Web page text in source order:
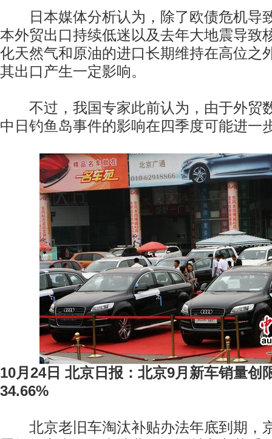
日本媒体分析认为，除了欧债危机导
本外贸出口持续低迷以及去年大地震导致
化天然气和原油的进口长期维持在高位之
其出口产生一定影响。
不过，我国专家此前认为，由于外贸
中日钓鱼岛事件的影响在四季度可能进一
10月24日 北京日报：北京9月新车销量创
34.66%
北京老旧车淘汰补贴办法年底到期，